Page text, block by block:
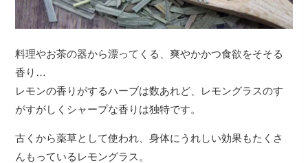
料理やお茶の器から漂ってくる、爽やかかつ食欲をそそる
香り…
レモンの香りがするハーブは数あれど、レモングラスのす
がすがしくシャープな香りは独特です。
古くから薬草として使われ、身体にうれしい効果もたくさ
んもっているレモングラス。